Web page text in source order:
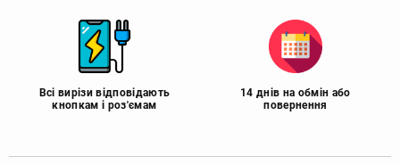
Всі вирізи відповідають
кнопкам і роз'ємам
14 днів на обмін або
повернення